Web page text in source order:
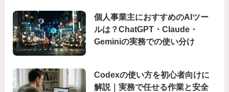
個人事業主におすすめのAIツー
ルは？ChatGPT・Claude・
Geminiの実務での使い分け
Codexの使い方を初心者向けに
解説｜実務で任せる作業と安全